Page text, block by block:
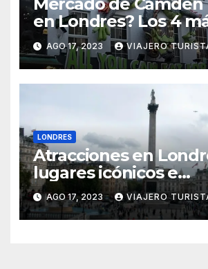
Mercado de
en Londres? Los 4
importantes
AGO 17, 2023 VIAJERO
LONDRES
Atracciones en
lugares icónicos e
imperdibles
AGO 17, 2023 VIAJERO